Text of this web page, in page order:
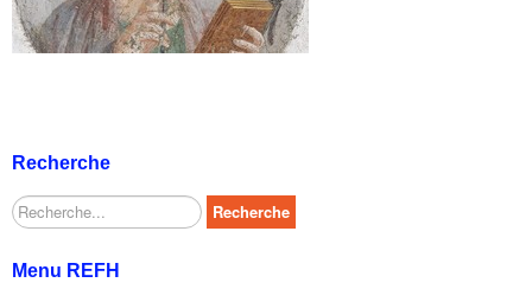
Recherche
Rechercher Recherche
Menu REFH